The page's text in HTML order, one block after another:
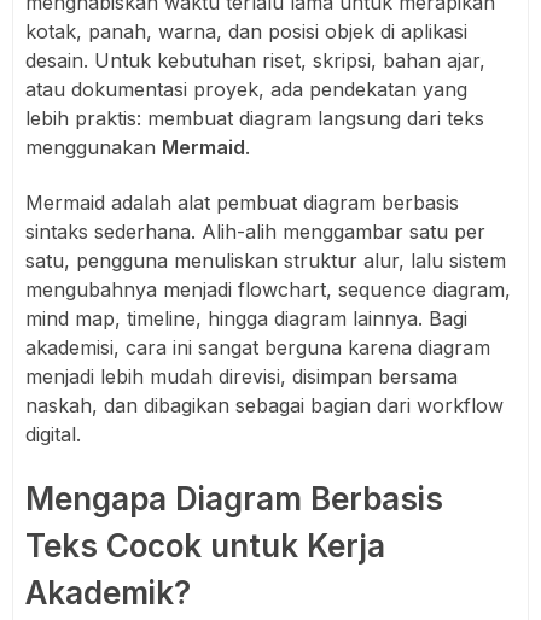
kotak, panah, warna, dan posisi objek di aplikasi
desain. Untuk kebutuhan riset, skripsi, bahan ajar,
atau dokumentasi proyek, ada pendekatan yang
lebih praktis: membuat diagram langsung dari teks
menggunakan Mermaid.
Mermaid adalah alat pembuat diagram berbasis
sintaks sederhana. Alih-alih menggambar satu per
satu, pengguna menuliskan struktur alur, lalu sistem
mengubahnya menjadi flowchart, sequence diagram,
mind map, timeline, hingga diagram lainnya. Bagi
akademisi, cara ini sangat berguna karena diagram
menjadi lebih mudah direvisi, disimpan bersama
naskah, dan dibagikan sebagai bagian dari workflow
digital.
Mengapa Diagram Berbasis
Teks Cocok untuk Kerja
Akademik?